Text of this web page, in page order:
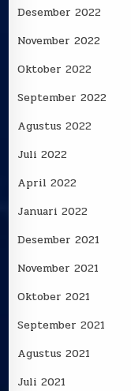
Desember 2022
November 2022
Oktober 2022
September 2022
Agustus 2022
Juli 2022
April 2022
Januari 2022
Desember 2021
November 2021
Oktober 2021
September 2021
Agustus 2021
Juli 2021